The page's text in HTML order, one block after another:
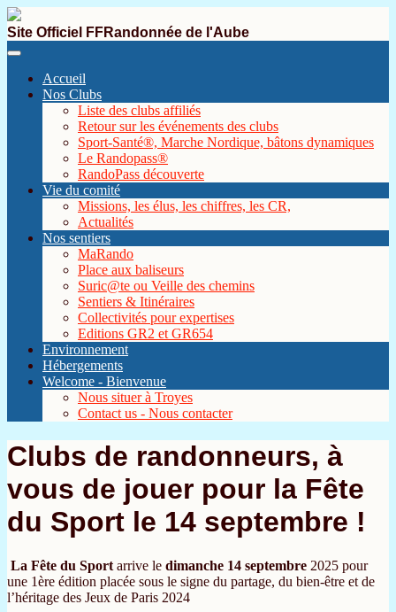
Site Officiel FFRandonnée de l'Aube
Accueil
Nos Clubs
Liste des clubs affiliés
Retour sur les événements des clubs
Sport-Santé®, Marche Nordique, bâtons dynamiques
Le Randopass®
RandoPass découverte
Vie du comité
Missions, les élus, les chiffres, les CR,
Actualités
Nos sentiers
MaRando
Place aux baliseurs
Suric@te ou Veille des chemins
Sentiers & Itinéraires
Collectivités pour expertises
Editions GR2 et GR654
Environnement
Hébergements
Welcome - Bienvenue
Nous situer à Troyes
Contact us - Nous contacter
Clubs de randonneurs, à
vous de jouer pour la Fête
du Sport le 14 septembre !
La Fête du Sport arrive le dimanche 14 septembre 2025 pour
une 1ère édition placée sous le signe du partage, du bien-être et de
l’héritage des Jeux de Paris 2024